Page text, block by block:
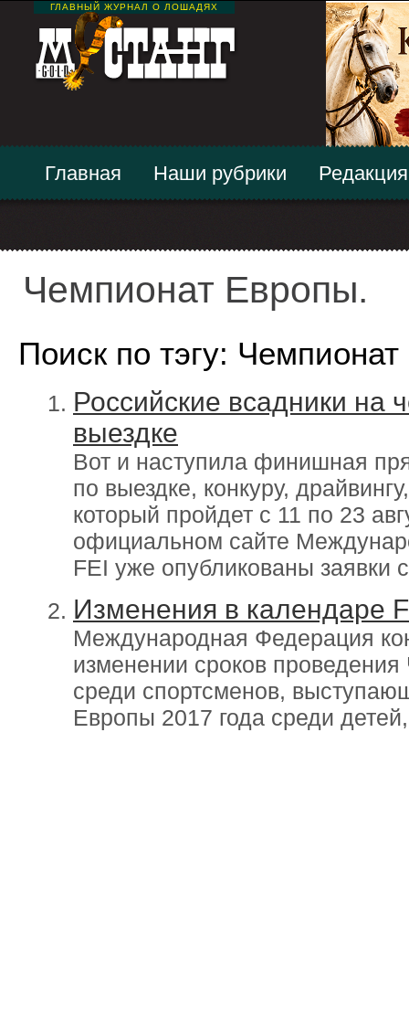
ГЛАВНЫЙ ЖУРНАЛ О ЛОШАДЯХ
Главная Наши рубрики Редакция
Чемпионат Европы.
Поиск по тэгу:
Российские всадники на
выездке
Вот и наступила финишная
по выездке, конкуру,
который пройдет с 11 по 23
официальном сайте
FEI уже опубликованы заявки
Изменения в календаре
Международная Федерация
изменении сроков
среди спортсменов,
Европы 2017 года среди